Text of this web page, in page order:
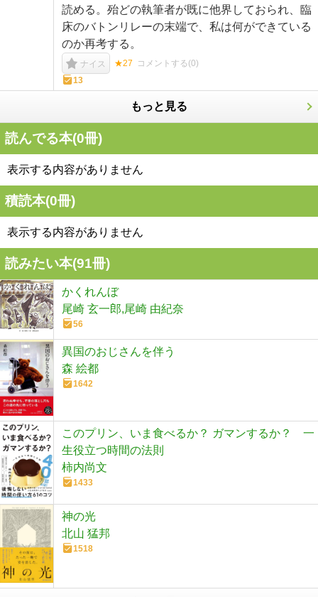
読める。殆どの執筆者が既に他界しておられ、臨
床のバトンリレーの末端で、私は何ができている
のか再考する。
ナイス ★27 コメントする(0)
13
もっと見る
読んでる本(0冊)
表示する内容がありません
積読本(0冊)
表示する内容がありません
読みたい本(91冊)
かくれんぼ
尾崎 玄一郎,尾崎 由紀奈
56
異国のおじさんを伴う
森 絵都
1642
このプリン、いま食べるか？ ガマンするか？ 一
生役立つ時間の法則
柿内尚文
1433
神の光
北山 猛邦
1518